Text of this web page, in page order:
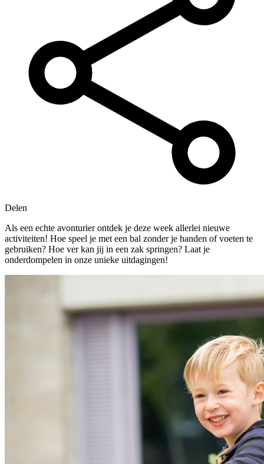
Delen
Als een echte avonturier ontdek je deze week allerlei nieuwe
activiteiten! Hoe speel je met een bal zonder je handen of voeten te
gebruiken? Hoe ver kan jij in een zak springen? Laat je
onderdompelen in onze unieke uitdagingen!